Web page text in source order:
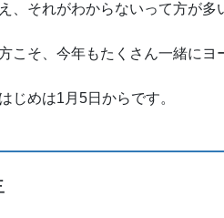
、それがわからないって方が多
こそ、今年もたくさん一緒にヨ
じめは1月5日からです。